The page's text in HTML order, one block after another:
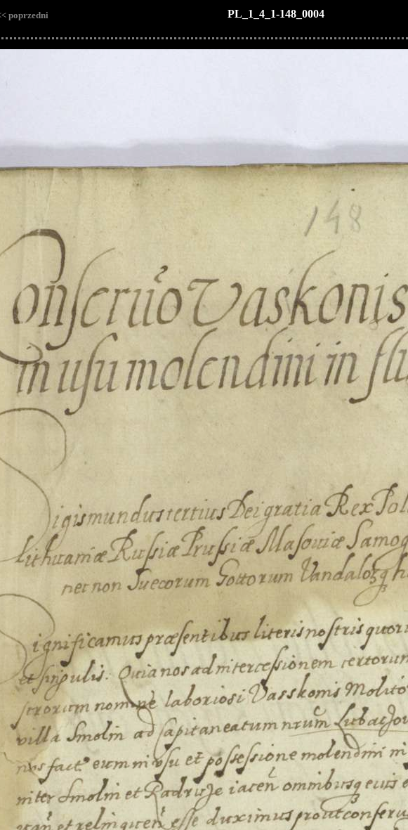
poprzedni PL_1_4_1-148_0004